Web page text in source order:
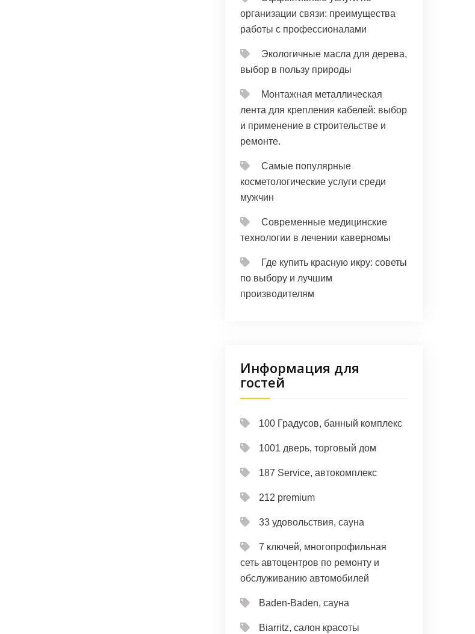
организации связи: преимущества
работы с профессионалами
Экологичные масла для дерева,
выбор в пользу природы
Монтажная металлическая
лента для крепления кабелей: выбор
и применение в строительстве и
ремонте.
Самые популярные
косметологические услуги среди
мужчин
Современные медицинские
технологии в лечении каверномы
Где купить красную икру: советы
по выбору и лучшим
производителям
Информация для
гостей
100 Градусов, банный комплекс
1001 дверь, торговый дом
187 Service, автокомплекс
212 premium
33 удовольствия, сауна
7 ключей, многопрофильная
сеть автоцентров по ремонту и
обслуживанию автомобилей
Baden-Baden, сауна
Biarritz, салон красоты